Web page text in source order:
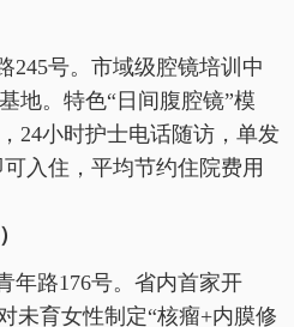
245号。市域级腔镜培训中
地。特色“日间腹腔镜”模
24小时护士电话随访，单发
入住，平均节约住院费用
年路176号。省内首家开
未育女性制定“核瘤+内膜修